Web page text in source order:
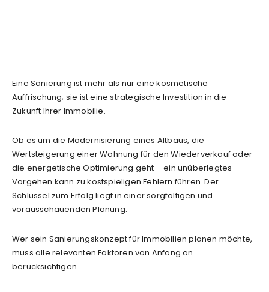
Eine Sanierung ist mehr als nur eine kosmetische
Auffrischung; sie ist eine strategische Investition in die
Zukunft Ihrer Immobilie.
Ob es um die Modernisierung eines Altbaus, die
Wertsteigerung einer Wohnung für den Wiederverkauf oder
die energetische Optimierung geht – ein unüberlegtes
Vorgehen kann zu kostspieligen Fehlern führen. Der
Schlüssel zum Erfolg liegt in einer sorgfältigen und
vorausschauenden Planung.
Wer sein Sanierungskonzept für Immobilien planen möchte,
muss alle relevanten Faktoren von Anfang an
berücksichtigen.